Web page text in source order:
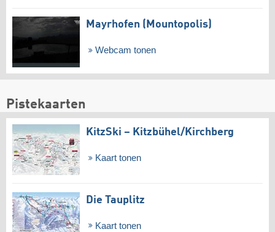
Mayrhofen (Mountopolis)
Webcam tonen
Pistekaarten
KitzSki – Kitzbühel/​Kirchberg
Kaart tonen
Die Tauplitz
Kaart tonen